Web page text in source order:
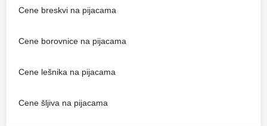
Cene breskvi na pijacama
Cene borovnice na pijacama
Cene lešnika na pijacama
Cene šljiva na pijacama